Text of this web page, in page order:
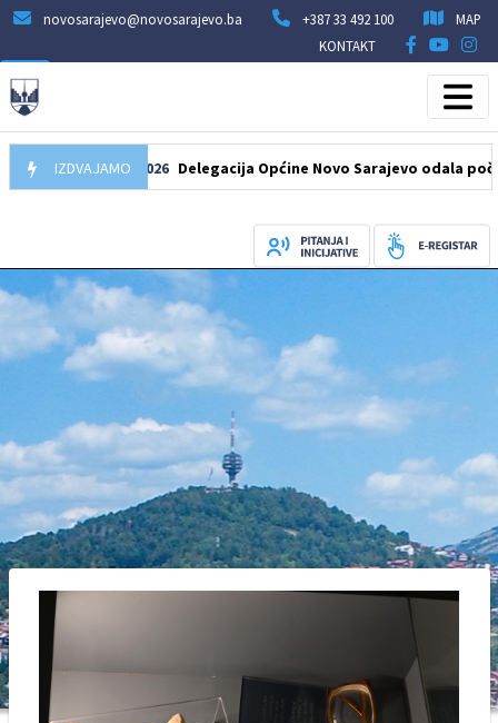
novosarajevo@novosarajevo.ba +387 33 492 100
MAP
KONTAKT
IZDVAJAMO
07.08.2026 Delegacija Općine Novo Sarajevo odala počast